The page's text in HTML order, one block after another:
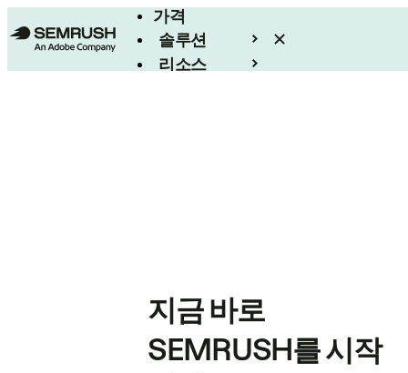
가격
솔루션
리소스
지금 바로
SEMRUSH를 시작